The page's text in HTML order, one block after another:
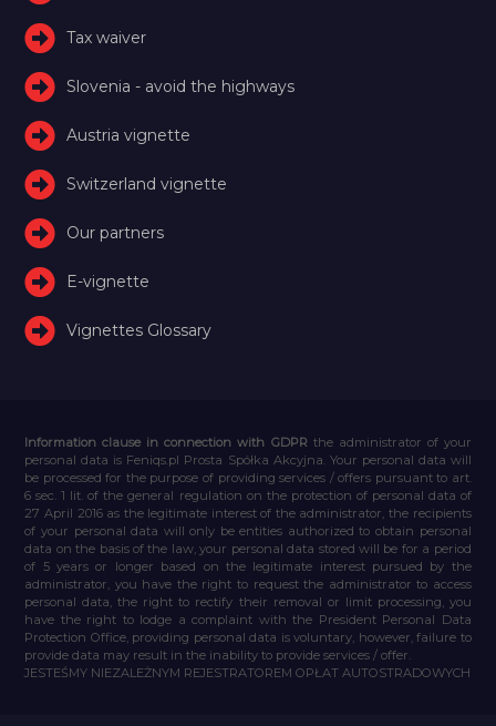
Tax waiver
Slovenia - avoid the highways
Austria vignette
Switzerland vignette
Our partners
E-vignette
Vignettes Glossary
Information clause in connection with GDPR the administrator of your
personal data is Feniqs.pl Prosta Spółka Akcyjna. Your personal data will
be processed for the purpose of providing services / offers pursuant to art.
6 sec. 1 lit. of the general regulation on the protection of personal data of
27 April 2016 as the legitimate interest of the administrator, the recipients
of your personal data will only be entities authorized to obtain personal
data on the basis of the law, your personal data stored will be for a period
of 5 years or longer based on the legitimate interest pursued by the
administrator, you have the right to request the administrator to access
personal data, the right to rectify their removal or limit processing, you
have the right to lodge a complaint with the President Personal Data
Protection Office, providing personal data is voluntary, however, failure to
provide data may result in the inability to provide services / offer.
JESTEŚMY NIEZALEŻNYM REJESTRATOREM OPŁAT AUTOSTRADOWYCH